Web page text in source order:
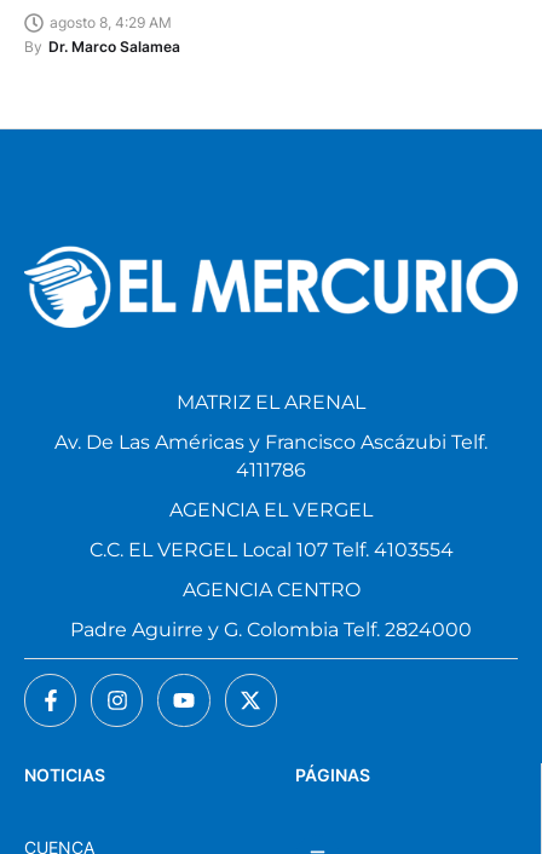
agosto 8, 4:29 AM
By Dr. Marco Salamea
PÁGINAS
NOTICIAS
CUENCA
MATRIZ EL ARENAL
Av. De Las Américas y Francisco Ascázubi Telf.
4111786
AGENCIA EL VERGEL
C.C. EL VERGEL Local 107 Telf. 4103554
AGENCIA CENTRO
Padre Aguirre y G. Colombia Telf. 2824000